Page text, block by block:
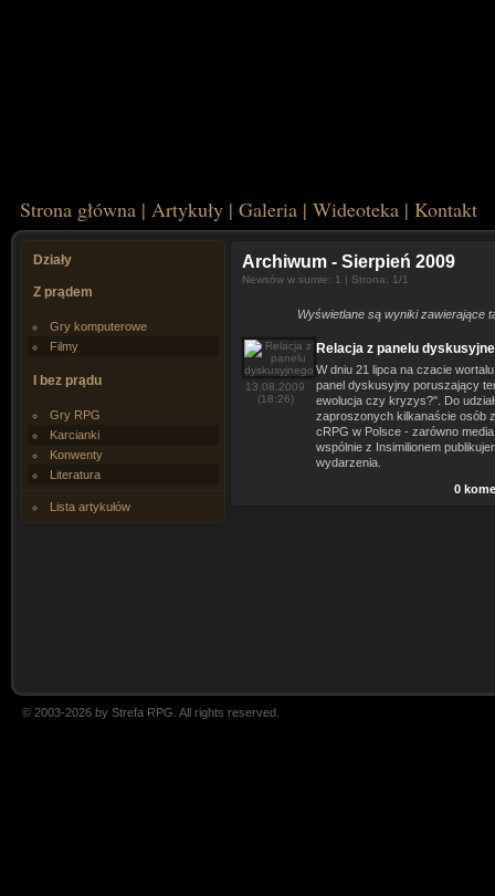
Strona główna | Artykuły | Galeria | Wideoteka | Kontakt
Działy
Z prądem
Gry komputerowe
Filmy
I bez prądu
Gry RPG
Karcianki
Konwenty
Literatura
Lista artykułów
Archiwum - Sierpień 2009
Newsów w sumie: 1 | Strona: 1/1
Wyświetlane są wyniki zawierające
13.08.2009
(18:26)
Relacja z panelu
W dniu 21 lipca na czacie
panel dyskusyjny poruszający
ewolucja czy kryzys?". Do
zaproszonych kilkanaście osób
cRPG w Polsce - zarówno
wspólnie z Insimilionem
wydarzenia.
0
© 2003-2026 by Strefa RPG. All rights reserved.